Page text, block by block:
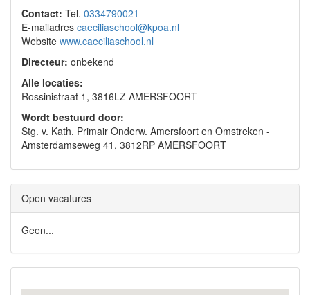
Contact: Tel. 0334790021
E-mailadres caeciliaschool@kpoa.nl
Website www.caeciliaschool.nl
Directeur: onbekend
Alle locaties:
Rossinistraat 1, 3816LZ AMERSFOORT
Wordt bestuurd door:
Stg. v. Kath. Primair Onderw. Amersfoort en Omstreken -
Amsterdamseweg 41, 3812RP AMERSFOORT
Open vacatures
Geen...